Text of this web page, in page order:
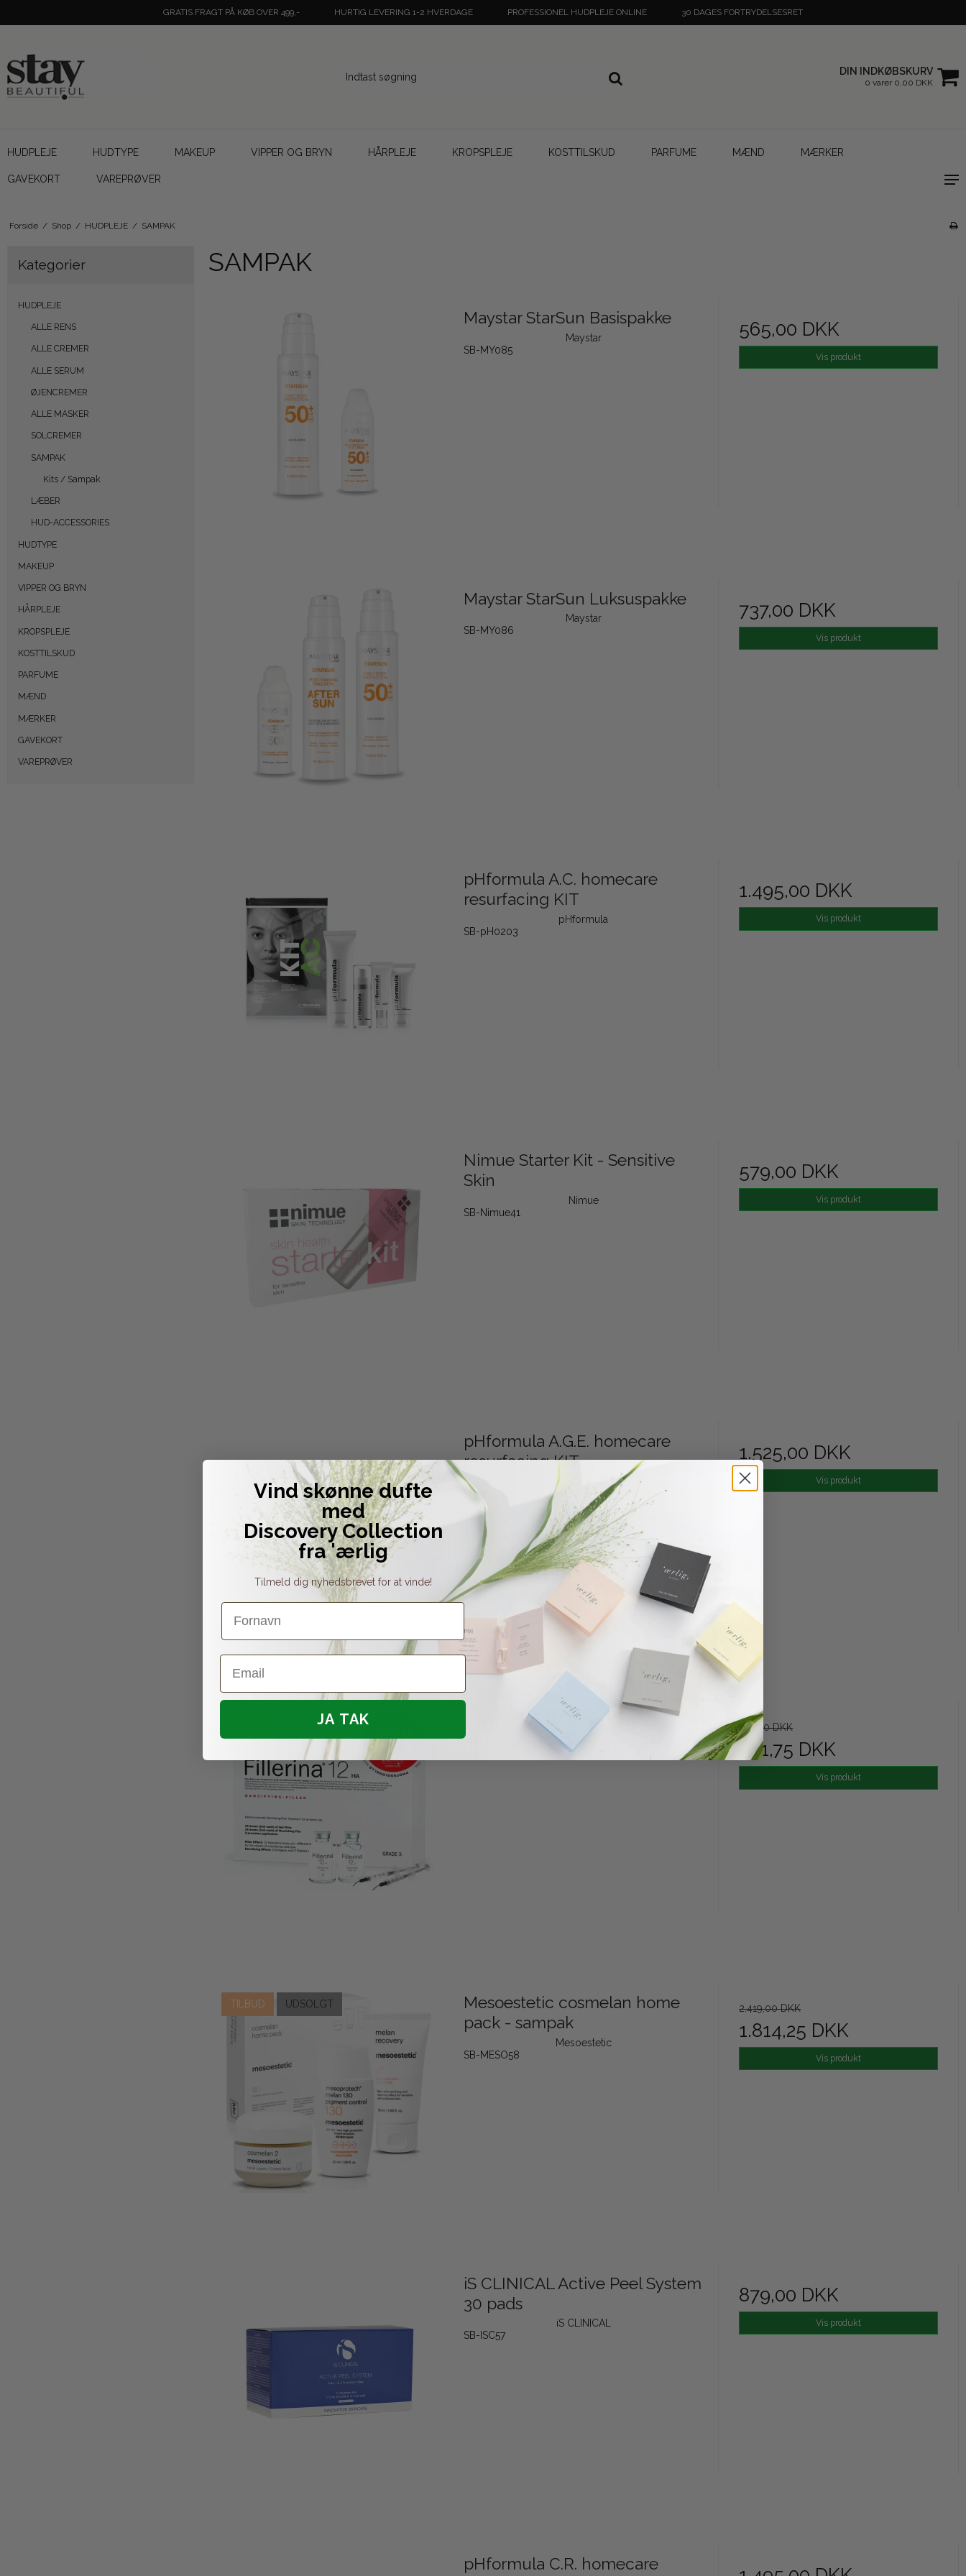
GRATIS FRAGT PÅ KØB OVER 499,- HURTIG LEVERING 1-2 HVERDAGE PROFESSIONEL HUDPLEJE ONLINE 30 DAGES FORTRYDELSESRET
DIN INDKØBSKURV
0 varer 0,00 DKK
HUDPLEJE HUDTYPE MAKEUP VIPPER OG BRYN HÅRPLEJE KROPSPLEJE KOSTTILSKUD PARFUME MÆND MÆRKER
GAVEKORT VAREPRØVER
Forside / Shop / HUDPLEJE / SAMPAK
Kategorier
HUDPLEJE
ALLE RENS
ALLE CREMER
ALLE SERUM
ØJENCREMER
ALLE MASKER
SOLCREMER
SAMPAK
Kits / Sampak
LÆBER
HUD-ACCESSORIES
HUDTYPE
MAKEUP
VIPPER OG BRYN
HÅRPLEJE
KROPSPLEJE
KOSTTILSKUD
PARFUME
MÆND
MÆRKER
GAVEKORT
VAREPRØVER
SAMPAK
Maystar StarSun Basispakke
Maystar
SB-MY085
565,00 DKK
Vis produkt
Maystar StarSun Luksuspakke
Maystar
SB-MY086
737,00 DKK
Vis produkt
pHformula A.C. homecare
resurfacing KIT
pHformula
SB-pH0203
1.495,00 DKK
Vis produkt
Nimue Starter Kit - Sensitive
Skin
Nimue
SB-Nimue41
579,00 DKK
Vis produkt
pHformula A.G.E. homecare
resurfacing KIT
pHformula
SB-pH0208
1.525,00 DKK
Vis produkt
Fillerina 12HA Filler Kur Grade 3
Fillerina
749,00 DKK
561,75 DKK
Vis produkt
TILBUD UDSOLGT
Mesoestetic cosmelan home
pack - sampak
Mesoestetic
SB-MESO58
2.419,00 DKK
1.814,25 DKK
Vis produkt
iS CLINICAL Active Peel System
30 pads
iS CLINICAL
SB-ISC57
879,00 DKK
Vis produkt
pHformula C.R. homecare
Vind skønne dufte
med
Discovery Collection
fra 'ærlig
Tilmeld dig nyhedsbrevet for at vinde!
Fornavn
Email
JA TAK